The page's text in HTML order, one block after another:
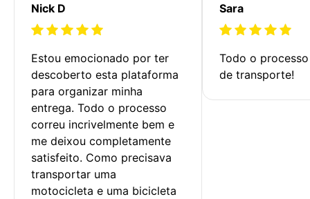
Nick D
Estou emocionado por ter
descoberto esta plataforma
para organizar minha
entrega. Todo o processo
correu incrivelmente bem e
me deixou completamente
satisfeito. Como precisava
transportar uma
motocicleta e uma bicicleta
Sara
Todo o
de transporte!